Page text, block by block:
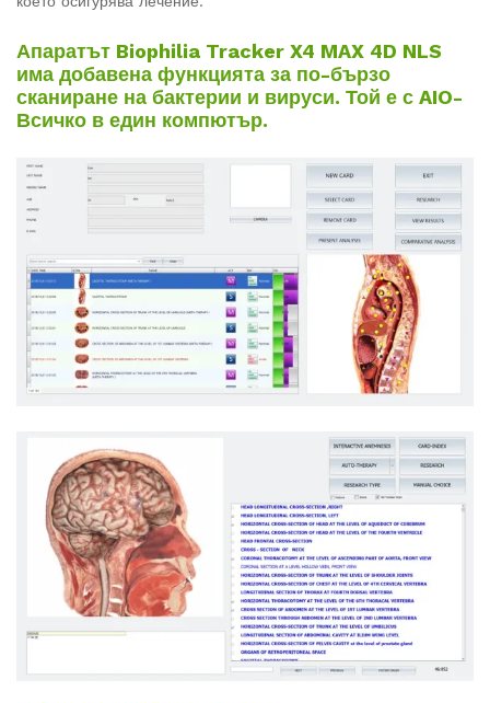
Апаратът Biophilia Tracker X4 MAX 4D NLS
има добавена функцията за по-бързо
сканиране на бактерии и вируси. Той е с AIO-
Всичко в един компютър.